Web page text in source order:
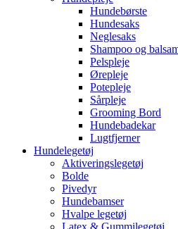
Hundebørste
Hundesaks
Neglesaks
Shampoo og
Pelspleje
Ørepleje
Potepleje
Sårpleje
Grooming Bord
Hundebadekar
Lugtfjerner
Hundelegetøj
Aktiveringslegetøj
Bolde
Pivedyr
Hundebamser
Hvalpe legetøj
Latex & Gummilegetøj